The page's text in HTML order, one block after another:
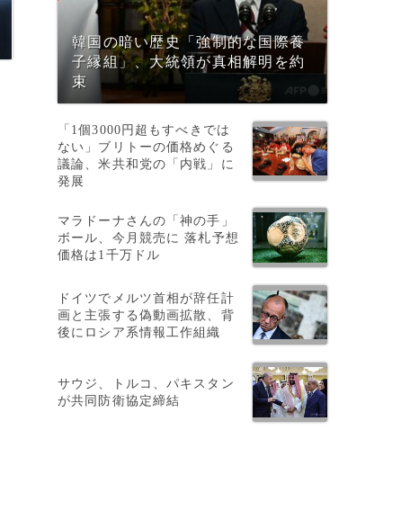
韓国の暗い歴史「強制的な国際養
子縁組」、大統領が真相解明を約
束
「1個3000円超もすべきでは
ない」ブリトーの価格めぐる
議論、米共和党の「内戦」に
発展
マラドーナさんの「神の手」
ボール、今月競売に 落札予想
価格は1千万ドル
ドイツでメルツ首相が辞任計
画と主張する偽動画拡散、背
後にロシア系情報工作組織
サウジ、トルコ、パキスタン
が共同防衛協定締結